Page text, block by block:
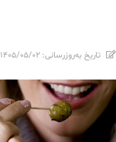
تاریخ به‌روزرسانی: ۱۴۰۵/۰۵/۰۲